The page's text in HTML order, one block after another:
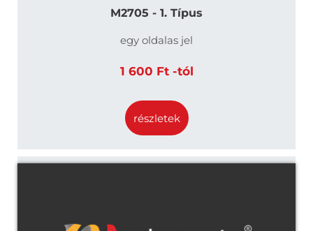
M2705 - 1. Típus
egy oldalas jel
1 600 Ft -tól
részletek